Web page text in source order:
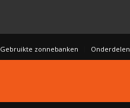
Gebruikte zonnebanken Onderdelen